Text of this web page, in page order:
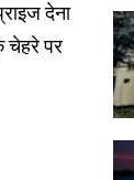
देना
चेहरे पर